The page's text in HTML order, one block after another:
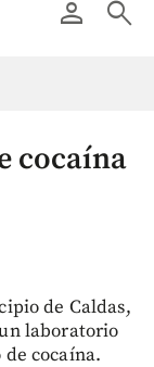
person search
cocaína
de Caldas,
laboratorio
cocaína.